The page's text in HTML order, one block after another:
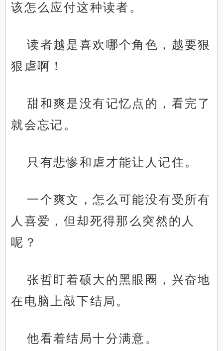
该怎么应付这种读者。
读者越是喜欢哪个角色，越要狠
狠虐啊！
甜和爽是没有记忆点的，看完了
就会忘记。
只有悲惨和虐才能让人记住。
一个爽文，怎么可能没有受所有
人喜爱，但却死得那么突然的人
呢？
张哲盯着硕大的黑眼圈，兴奋地
在电脑上敲下结局。
他看着结局十分满意。